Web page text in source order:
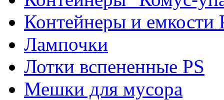
Контейнеры и емкости
Лампочки
Лотки вспененные PS
Мешки для мусора